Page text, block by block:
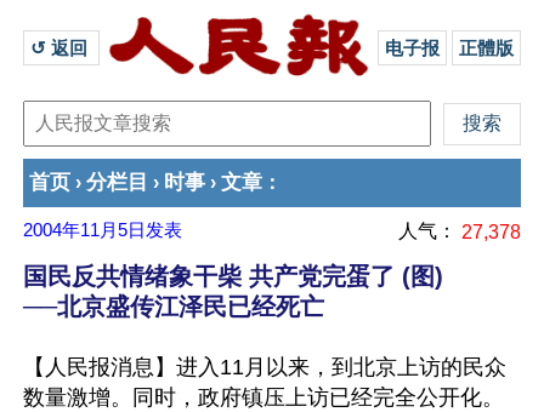
↺ 返回 电子报 正體版
首页 › 分栏目 › 时事 › 文章 ：
2004年11月5日 发表 人气： 27,378
国民反共情绪象干柴 共产党完蛋了 (图)
──北京盛传江泽民已经死亡
【人民报消息】进入11月以来，到北京上访的民众
数量激增。同时，政府镇压上访已经完全公开化。